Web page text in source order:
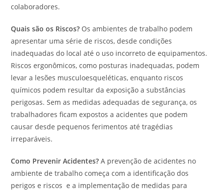
colaboradores.
Quais são os Riscos? Os ambientes de trabalho podem
apresentar uma série de riscos, desde condições
inadequadas do local até o uso incorreto de equipamentos.
Riscos ergonômicos, como posturas inadequadas, podem
levar a lesões musculoesqueléticas, enquanto riscos
químicos podem resultar da exposição a substâncias
perigosas. Sem as medidas adequadas de segurança, os
trabalhadores ficam expostos a acidentes que podem
causar desde pequenos ferimentos até tragédias
irreparáveis.
Como Prevenir Acidentes? A prevenção de acidentes no
ambiente de trabalho começa com a identificação dos
perigos e riscos e a implementação de medidas para